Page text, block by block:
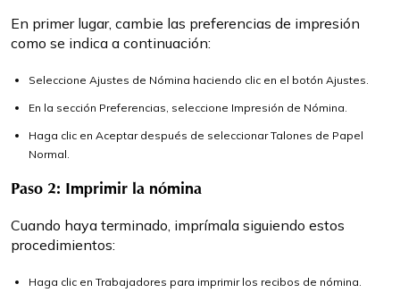
En primer lugar, cambie las preferencias de impresión
como se indica a continuación:
Seleccione Ajustes de Nómina haciendo clic en el botón Ajustes.
En la sección Preferencias, seleccione Impresión de Nómina.
Haga clic en Aceptar después de seleccionar Talones de Papel
Normal.
Paso 2: Imprimir la nómina
Cuando haya terminado, imprímala siguiendo estos
procedimientos:
Haga clic en Trabajadores para imprimir los recibos de nómina.